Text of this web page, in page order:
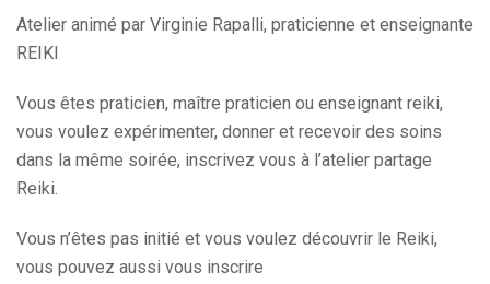
Atelier animé par Virginie Rapalli, praticienne et enseignante
REIKI
Vous êtes praticien, maître praticien ou enseignant reiki,
vous voulez expérimenter, donner et recevoir des soins
dans la même soirée, inscrivez vous à l’atelier partage
Reiki.
Vous n’êtes pas initié et vous voulez découvrir le Reiki,
vous pouvez aussi vous inscrire